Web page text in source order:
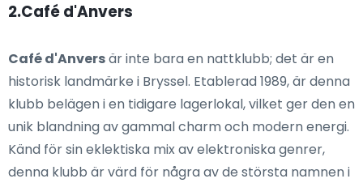
2.Café d'Anvers
Café d'Anversär inte bara en nattklubb; det är en
historisk landmärke i Bryssel. Etablerad 1989, är denna
klubb belägen i en tidigare lagerlokal, vilket ger den en
unik blandning av gammal charm och modern energi.
Känd för sin eklektiska mix av elektroniska genrer,
denna klubb är värd för några av de största namnen i